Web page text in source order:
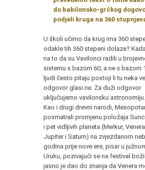
do babilonsko-grčkog
podjeli kruga na 360
U školi učimo da krug ima 360
odakle tih 360 stepeni dolaze?
na to da su Vavilonci radili u
sistemu s bazom 60, a ne s bazom
ljudi često pitaju postoji li tu neka
odgovor glasi ne. Za duži odgovor
uključujemo vavilonsku astronomiju.
Kao i drugi drevni narodi,
posmatrali promjenu položaja
i pet vidljivih planeta (Merkur,
Jupiter i Saturn) na zvjezdanom
godina prije nove ere, pisar u
Uruku, pozivajući se na festival
jasno je dao do znanja da Venera